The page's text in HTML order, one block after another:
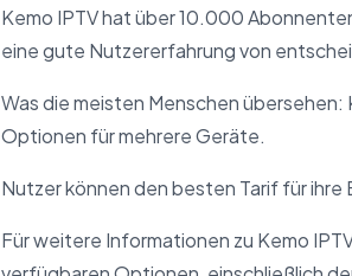
Kemo IPTV hat über 10.000
eine gute Nutzererfahrung von
Was die meisten Menschen
Optionen für mehrere Geräte.
Nutzer können den besten Tarif für
Für weitere Informationen zu Kemo